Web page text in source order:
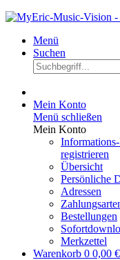
Menü
Suchen
Mein Konto
Menü schließen
Mein Konto
registrieren
Übersicht
Persönliche
Adressen
Bestellungen
Merkzettel
Warenkorb 0 0,00